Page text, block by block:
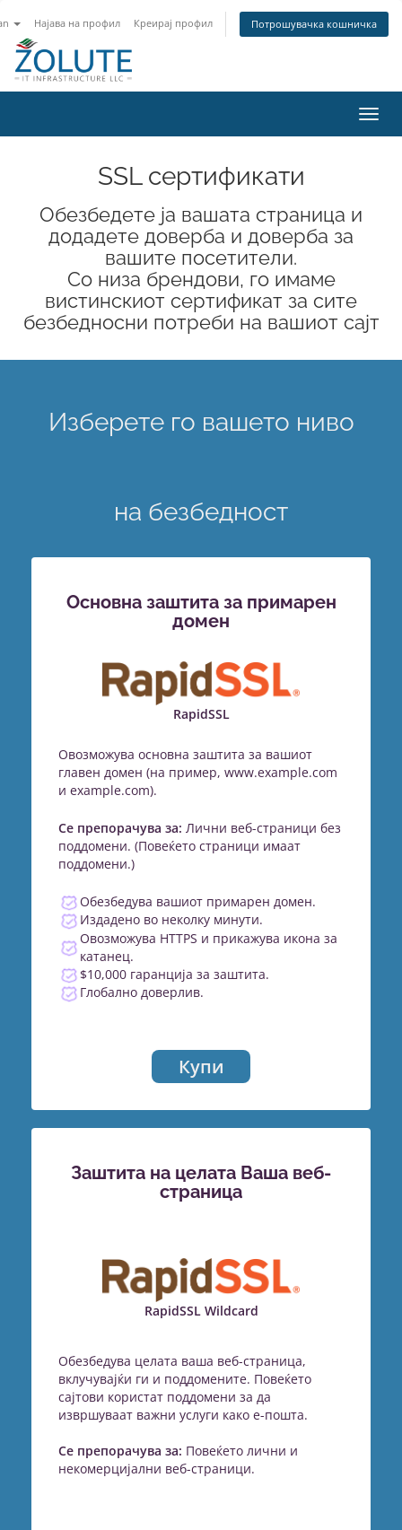
Најава на профил Креирај профил Потрошувачка кошничка
ја
SSL сертификати
Обезбедете ја вашата страница и
додадете доверба и доверба за
вашите посетители.
Со низа брендови, го имаме
вистинскиот сертификат за сите
безбедносни потреби на вашиот сајт
Изберете го вашето ниво
на безбедност
Основна заштита за примарен
домен
RapidSSL
Овозможува основна заштита за вашиот
главен домен (на пример, www.example.com
и example.com).
Се препорачува за: Лични веб-страници без
поддомени. (Повеќето страници имаат
поддомени.)
Обезбедува вашиот примарен домен.
Издадено во неколку минути.
Овозможува HTTPS и прикажува икона за
катанец.
$10,000 гаранција за заштита.
Глобално доверлив.
Купи
Заштита на целата Ваша веб-
страница
RapidSSL Wildcard
Обезбедува целата ваша веб-страница,
вклучувајќи ги и поддомените. Повеќето
сајтови користат поддомени за да
извршуваат важни услуги како е-пошта.
Се препорачува за: Повеќето лични и
некомерцијални веб-страници.